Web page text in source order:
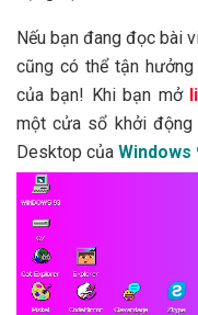
Nếu bạn đang đọc bài
cũng có thể tận hưởng
của bạn! Khi bạn mở
một cửa sổ khởi
Desktop của Windows